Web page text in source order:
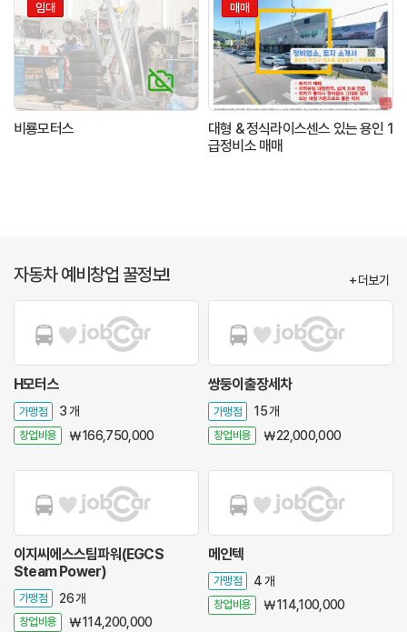
임대
비룡모터스
매매
대형 & 정식라이스센스 있는 용인 1
급정비소 매매
자동차 예비창업 꿀정보! + 더보기
H모터스
가맹점 3 개
창업비용 ￦ 166,750,000
쌍둥이출장세차
가맹점 15 개
창업비용 ￦ 22,000,000
이지씨에스스팀파워(EGCS
Steam Power)
가맹점 26 개
창업비용 ￦ 114,200,000
메인텍
가맹점 4 개
창업비용 ￦ 114,100,000